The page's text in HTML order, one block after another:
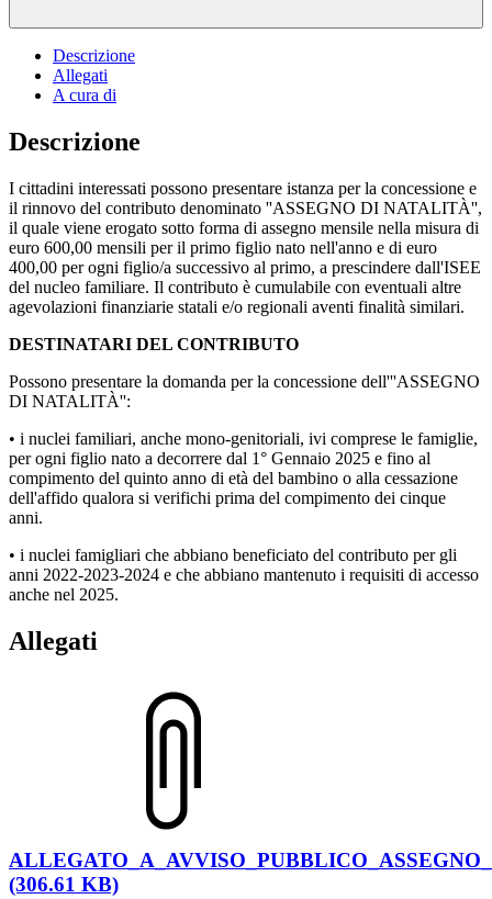
Descrizione
Allegati
A cura di
Descrizione
I cittadini interessati possono presentare istanza per la concessione e
il rinnovo del contributo denominato ''ASSEGNO DI NATALITÀ'',
il quale viene erogato sotto forma di assegno mensile nella misura di
euro 600,00 mensili per il primo figlio nato nell'anno e di euro
400,00 per ogni figlio/a successivo al primo, a prescindere dall'ISEE
del nucleo familiare. Il contributo è cumulabile con eventuali altre
agevolazioni finanziarie statali e/o regionali aventi finalità similari.
DESTINATARI DEL CONTRIBUTO
Possono presentare la domanda per la concessione dell'''ASSEGNO
DI NATALITÀ'':
• i nuclei familiari, anche mono-genitoriali, ivi comprese le famiglie,
per ogni figlio nato a decorrere dal 1° Gennaio 2025 e fino al
compimento del quinto anno di età del bambino o alla cessazione
dell'affido qualora si verifichi prima del compimento dei cinque
anni.
• i nuclei famigliari che abbiano beneficiato del contributo per gli
anni 2022-2023-2024 e che abbiano mantenuto i requisiti di accesso
anche nel 2025.
Allegati
(306.61 KB)